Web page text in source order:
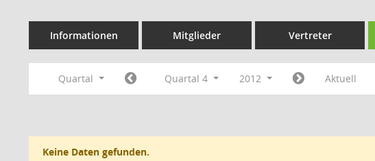
Informationen Mitglieder Vertreter
Quartal Quartal 4 2012 Aktuell
Keine Daten gefunden.